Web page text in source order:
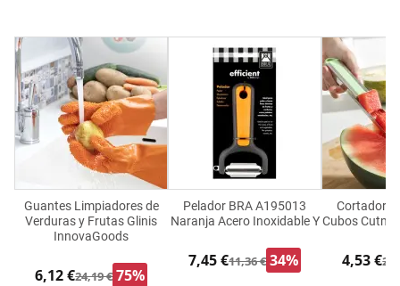
Guantes Limpiadores de
Verduras y Frutas Glinis
InnovaGoods
6,12 €24,19 € 75%
Pelador BRA A195013
Naranja Acero Inoxidable Y
7,45 €11,36 € 34%
Cortador
Cubos
4,53 €